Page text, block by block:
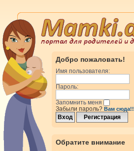
Добро пожаловать!
Имя пользователя:
Пароль:
Запомнить меня
Забыли пароль? Вам сюда!!
Обратите внимание